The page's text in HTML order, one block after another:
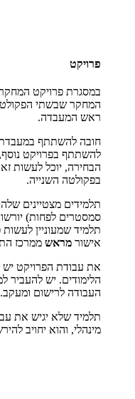
פרויקט
במסגרת פרויקט
המחקר שבשתי
ראש המעבדה.
חובה להשתתף במעבדת
הבחירה, יוכל לעשות
בפקולטה השנייה.
סמסטרים לפחות)
תלמיד שמעוניין
אישור מראש ממרכז
את עבודת הפרויקט יש
הלימודים. יש להעביר
העבודה לרישום ומעקב.
תלמיד שלא יגיש את
מינהלי, והוא יחויב